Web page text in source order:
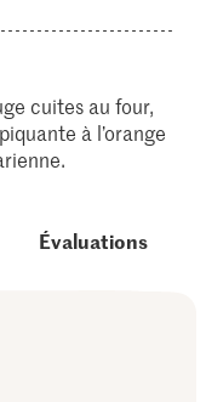
cuites au four,
à l’orange
Évaluations